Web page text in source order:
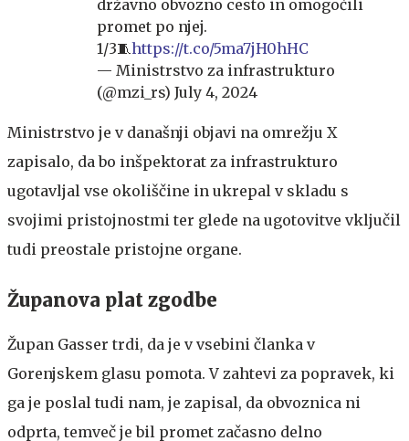
državno obvozno cesto in omogočili
promet po njej.
1/3🧵https://t.co/5ma7jH0hHC
— Ministrstvo za infrastrukturo
(@mzi_rs) July 4, 2024
Ministrstvo je v današnji objavi na omrežju X
zapisalo, da bo inšpektorat za infrastrukturo
ugotavljal vse okoliščine in ukrepal v skladu s
svojimi pristojnostmi ter glede na ugotovitve vključil
tudi preostale pristojne organe.
Županova plat zgodbe
Župan Gasser trdi, da je v vsebini članka v
Gorenjskem glasu pomota. V zahtevi za popravek, ki
ga je poslal tudi nam, je zapisal, da obvoznica ni
odprta, temveč je bil promet začasno delno